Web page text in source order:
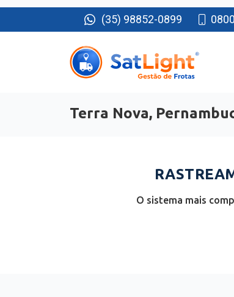
(35) 98852-0899
Terra Nova,
O sistema mais